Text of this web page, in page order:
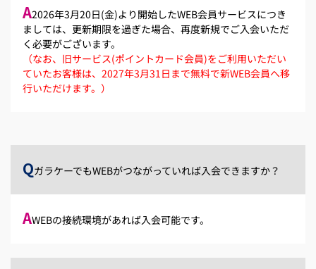
A2026年3月20日(金)より開始したWEB会員サービスにつき
ましては、更新期限を過ぎた場合、再度新規でご入会いただ
く必要がございます。
（なお、旧サービス(ポイントカード会員)をご利用いただい
ていたお客様は、2027年3月31日まで無料で新WEB会員へ移
行いただけます。）
QガラケーでもWEBがつながっていれば入会できますか？
AWEBの接続環境があれば入会可能です。